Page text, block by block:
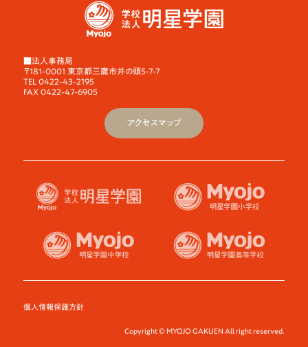
■法人事務局
〒181-0001 東京都三鷹市井の頭5-7-7
TEL 0422-43-2195
FAX 0422-47-6905
アクセスマップ
個人情報保護方針
Copyright © MYOJO GAKUEN All right reserved.